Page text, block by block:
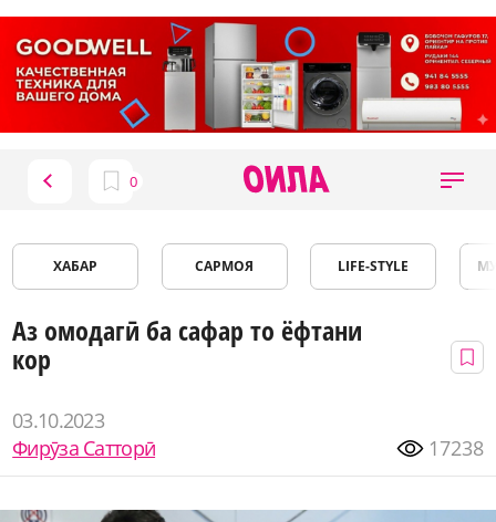
ХАБАР САРМОЯ LIFE-STYLE
Аз омодагӣ ба сафар то ёфтани
кор
03.10.2023
Фирӯза Сатторӣ
17238